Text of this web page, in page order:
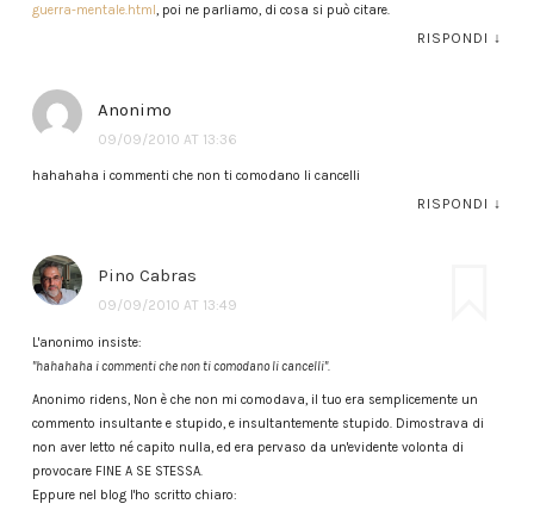
guerra-mentale.html, poi ne parliamo, di cosa si può citare.
RISPONDI ↓
Anonimo
09/09/2010 AT 13:36
hahahaha i commenti che non ti comodano li cancelli
RISPONDI ↓
Pino Cabras
09/09/2010 AT 13:49
L'anonimo insiste:
"hahahaha i commenti che non ti comodano li cancelli".
Anonimo ridens, Non è che non mi comodava, il tuo era semplicemente un
commento insultante e stupido, e insultantemente stupido. Dimostrava di
non aver letto né capito nulla, ed era pervaso da un'evidente volonta di
provocare FINE A SE STESSA.
Eppure nel blog l'ho scritto chiaro: